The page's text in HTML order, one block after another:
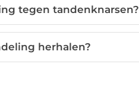
tegen tandenknarsen?
herhalen?